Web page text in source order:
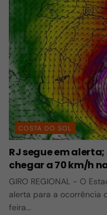
COSTA DO SOL
RJ segue em
chegar a 70 km/h
GIRO REGIONAL - O
alerta para a ocorrência
feira...